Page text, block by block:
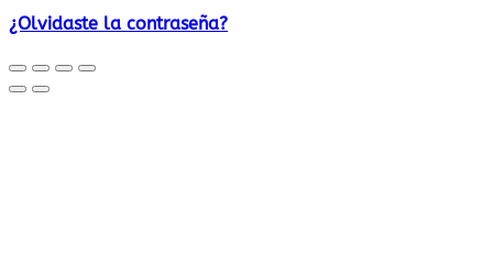
¿Olvidaste la contraseña?